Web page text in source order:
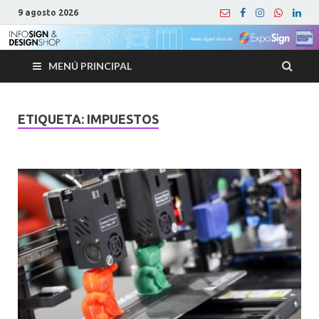
9 agosto 2026
MENÚ PRINCIPAL
ETIQUETA: IMPUESTOS